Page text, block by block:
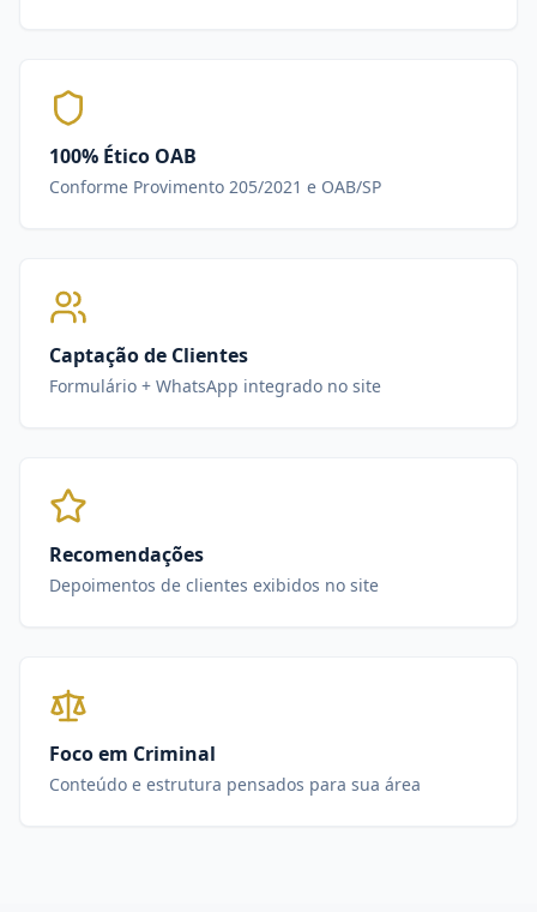
100% Ético OAB
Conforme Provimento 205/2021 e OAB/SP
Captação de Clientes
Formulário + WhatsApp integrado no site
Recomendações
Depoimentos de clientes exibidos no site
Foco em Criminal
Conteúdo e estrutura pensados para sua área